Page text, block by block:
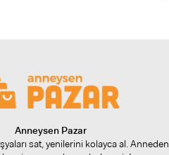
Anneysen Pazar
sat, yenilerini kolayca al. Anneden